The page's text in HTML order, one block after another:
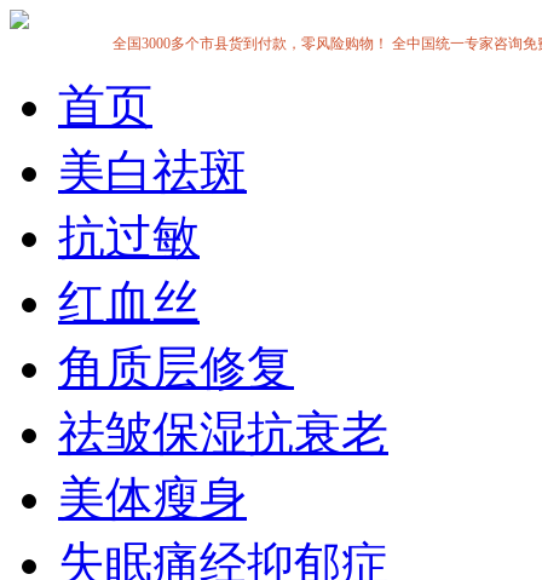
全国3000多个市县货到付款，零风险购物！ 全中国统一专家咨询免
首页
美白祛斑
抗过敏
红血丝
角质层修复
祛皱保湿抗衰老
美体瘦身
失眠痛经抑郁症